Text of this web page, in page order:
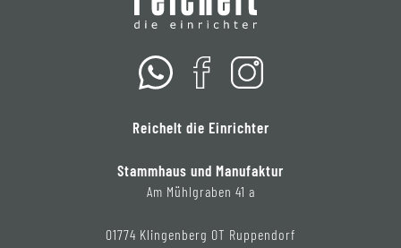
Reichelt die Einrichter
Stammhaus und Manufaktur
Am Mühlgraben 41 a
01774 Klingenberg OT Ruppendorf